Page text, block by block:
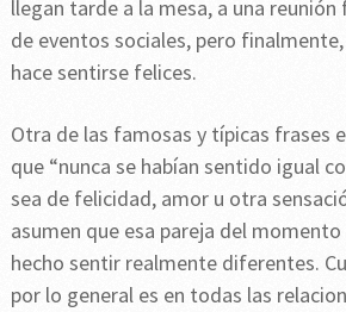
llegan tarde a la mesa, a una
de eventos sociales, pero
hace sentirse felices.
Otra de las famosas y típicas frases
que “nunca se habían sentido igual
sea de felicidad, amor u otra
asumen que esa pareja del momento
hecho sentir realmente diferentes.
por lo general es en todas las